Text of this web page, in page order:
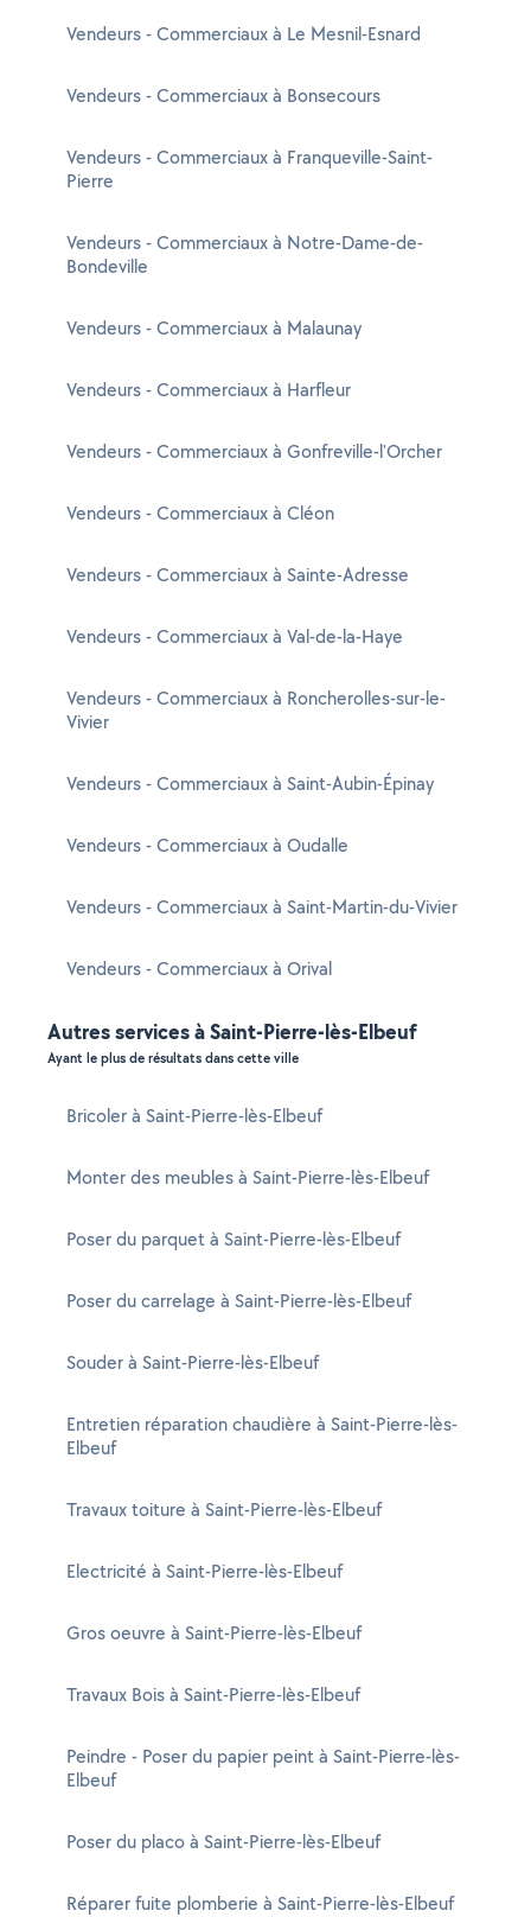
Vendeurs - Commerciaux à Le Mesnil-Esnard
Vendeurs - Commerciaux à Bonsecours
Vendeurs - Commerciaux à Franqueville-Saint-
Pierre
Vendeurs - Commerciaux à Notre-Dame-de-
Bondeville
Vendeurs - Commerciaux à Malaunay
Vendeurs - Commerciaux à Harfleur
Vendeurs - Commerciaux à Gonfreville-l'Orcher
Vendeurs - Commerciaux à Cléon
Vendeurs - Commerciaux à Sainte-Adresse
Vendeurs - Commerciaux à Val-de-la-Haye
Vendeurs - Commerciaux à Roncherolles-sur-le-
Vivier
Vendeurs - Commerciaux à Saint-Aubin-Épinay
Vendeurs - Commerciaux à Oudalle
Vendeurs - Commerciaux à Saint-Martin-du-Vivier
Vendeurs - Commerciaux à Orival
Autres services à Saint-Pierre-lès-Elbeuf
Ayant le plus de résultats dans cette ville
Bricoler à Saint-Pierre-lès-Elbeuf
Monter des meubles à Saint-Pierre-lès-Elbeuf
Poser du parquet à Saint-Pierre-lès-Elbeuf
Poser du carrelage à Saint-Pierre-lès-Elbeuf
Souder à Saint-Pierre-lès-Elbeuf
Entretien réparation chaudière à Saint-Pierre-lès-
Elbeuf
Travaux toiture à Saint-Pierre-lès-Elbeuf
Electricité à Saint-Pierre-lès-Elbeuf
Gros oeuvre à Saint-Pierre-lès-Elbeuf
Travaux Bois à Saint-Pierre-lès-Elbeuf
Peindre - Poser du papier peint à Saint-Pierre-lès-
Elbeuf
Poser du placo à Saint-Pierre-lès-Elbeuf
Réparer fuite plomberie à Saint-Pierre-lès-Elbeuf